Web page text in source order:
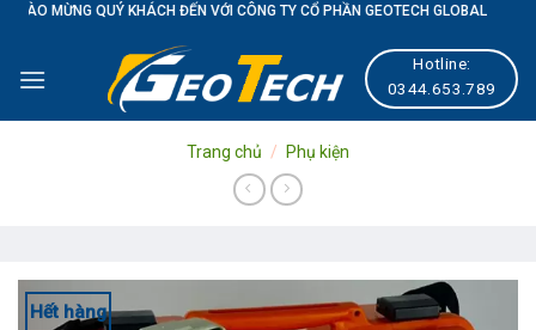
Skip
content
QUÝ KHÁCH ĐẾN VỚI CÔNG TY CỔ PHẦN GEOTECH GLOBAL
Hotline:
0344.653.789
Trang chủ / Phụ kiện
Hết hàng